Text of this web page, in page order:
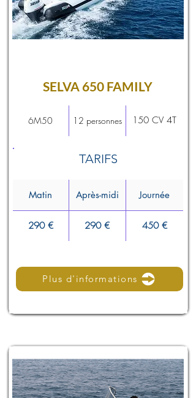
SELVA 650 FAMILY
6M50 12 personnes 150 CV 4T
TARIFS
Matin Après-midi Journée
290 € 290 € 450 €
Plus d'informations